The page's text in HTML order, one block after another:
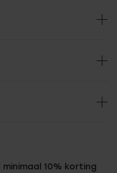
10% korting